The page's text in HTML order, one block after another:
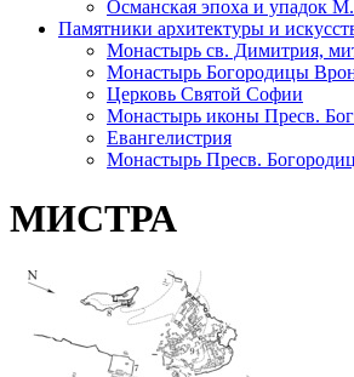
Османская эпоха и упадок М.
Памятники архитектуры и
Монастырь св. Димитрия,
Монастырь Богородицы
Церковь Святой Софии
Монастырь иконы Пресв.
Евангелистрия
Монастырь Пресв.
МИСТРА